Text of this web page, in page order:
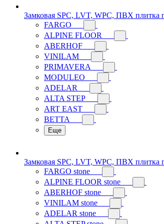
Замковая SPC, LVT, WPC, ПВХ плитка
FARGO
ALPINE FLOOR
ABERHOF
VINILAM
PRIMAVERA
MODULEO
ADELAR
ALTA STEP
ART EAST
BETTA
Еще
Замковая SPC, LVT, WPC, ПВХ плитка
FARGO stone
ALPINE FLOOR stone
ABERHOF stone
VINILAM stone
ADELAR stone